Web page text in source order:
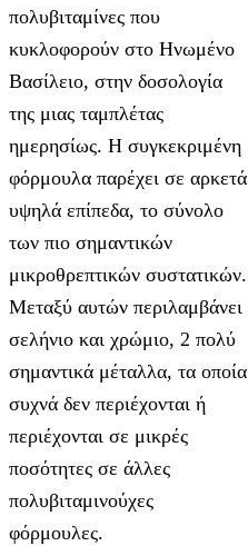
πολυβιταμίνες που
κυκλοφορούν στο Ηνωμένο
Βασίλειο, στην δοσολογία
της μιας ταμπλέτας
ημερησίως. Η συγκεκριμένη
φόρμουλα παρέχει σε αρκετά
υψηλά επίπεδα, το σύνολο
των πιο σημαντικών
μικροθρεπτικών συστατικών.
Μεταξύ αυτών περιλαμβάνει
σελήνιο και χρώμιο, 2 πολύ
σημαντικά μέταλλα, τα οποία
συχνά δεν περιέχονται ή
περιέχονται σε μικρές
ποσότητες σε άλλες
πολυβιταμινούχες
φόρμουλες.